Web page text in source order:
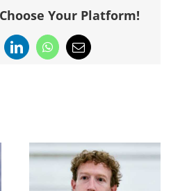
Your Platform!
LinkedInWhatsApp
Email